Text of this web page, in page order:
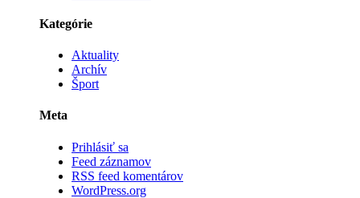
Kategórie
Aktuality
Archív
Šport
Meta
Prihlásiť sa
Feed záznamov
RSS feed komentárov
WordPress.org